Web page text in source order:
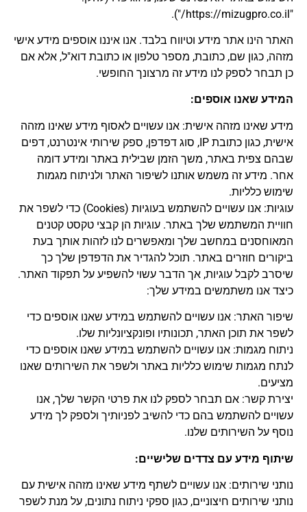
"https://mizugpro.co.il/").
האתר הינו אתר מידע וטיווח בלבד. אנו איננו אוספים מידע אישי
מזהה, כגון שם, כתובת, מספר טלפון או כתובת דוא"ל, אלא אם
כן תבחר לספק לנו מידע זה מרצונך החופשי.
המידע שאנו אוספים:
מידע שאינו מזהה אישית: אנו עשויים לאסוף מידע שאינו מזהה
אישית, כגון כתובת IP, סוג דפדפן, ספק שירותי אינטרנט, דפים
שבהם צפית באתר, משך הזמן שבילית באתר ומידע דומה
אחר. מידע זה משמש אותנו לשיפור האתר ולניתוח מגמות
שימוש כלליות.
עוגיות: אנו עשויים להשתמש בעוגיות (Cookies) כדי לשפר את
חוויית המשתמש שלך באתר. עוגיות הן קבצי טקסט קטנים
המאוחסנים במחשב שלך ומאפשרים לנו לזהות אותך בעת
ביקורים חוזרים באתר. תוכל להגדיר את הדפדפן שלך כך
שיסרב לקבל עוגיות, אך הדבר עשוי להשפיע על תפקוד האתר.
כיצד אנו משתמשים במידע שלך:
שיפור האתר: אנו עשויים להשתמש במידע שאנו אוספים כדי
לשפר את תוכן האתר, תכונותיו ופונקציונליות שלו.
ניתוח מגמות: אנו עשויים להשתמש במידע שאנו אוספים כדי
לנתח מגמות שימוש כלליות באתר ולשפר את השירותים שאנו
מציעים.
יצירת קשר: אם תבחר לספק לנו את פרטי הקשר שלך, אנו
עשויים להשתמש בהם כדי להשיב לפניותיך ולספק לך מידע
נוסף על השירותים שלנו.
שיתוף מידע עם צדדים שלישיים:
נותני שירותים: אנו עשויים לשתף מידע שאינו מזהה אישית עם
נותני שירותים חיצוניים, כגון ספקי ניתוח נתונים, על מנת לשפר